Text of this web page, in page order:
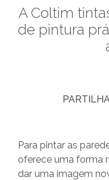
A Coltim
de pintura
Para pintar as
oferece uma forma
dar uma imagem